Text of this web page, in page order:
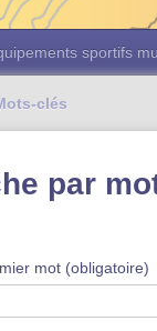
sportifs
clés
par
mot (obligatoire)